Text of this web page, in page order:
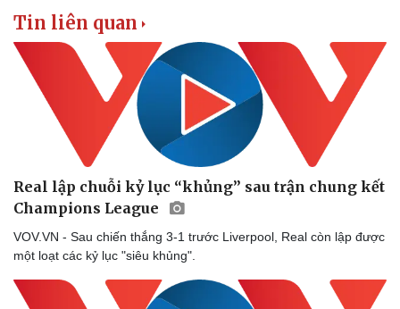
Doanh nghiệp
Thông tin doanh nghiệp
Doanh nghiệp 24h
Doanh nhân
Vì cộng đồng
Sành điệu
Tin Công nghệ
Trải nghiệm
Chuyển đổi số
Tin liên quan
Real lập chuỗi kỷ lục “khủng” sau trận chung kết
Champions League
VOV.VN - Sau chiến thắng 3-1 trước Liverpool, Real còn lập được
một loạt các kỷ lục "siêu khủng".